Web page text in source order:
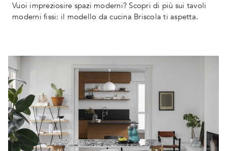
Vuoi impreziosire spazi moderni? Scopri di più sui tavoli
moderni fissi: il modello da cucina Briscola ti aspetta.